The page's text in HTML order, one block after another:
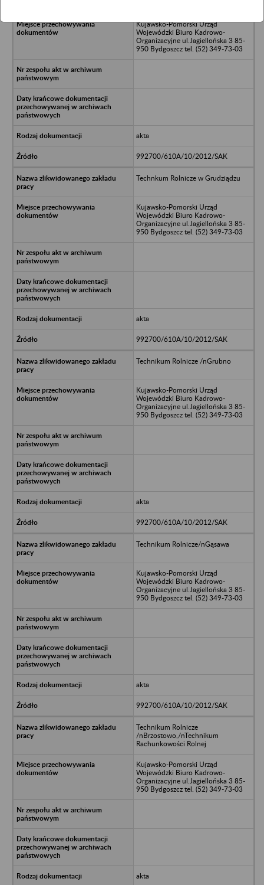
Kujawsko-Pomorski Urząd
Wojewódzki Biuro Kadrowo-
Organizacyjne ul.Jagiellońska 3 85-
950 Bydgoszcz tel. (52) 349-73-03
akta
992700/610A/10/2012/SAK
Technkum Rolnicze w Grudziądzu
Kujawsko-Pomorski Urząd
Wojewódzki Biuro Kadrowo-
Organizacyjne ul.Jagiellońska 3 85-
950 Bydgoszcz tel. (52) 349-73-03
akta
992700/610A/10/2012/SAK
Technikum Rolnicze /nGrubno
Kujawsko-Pomorski Urząd
Wojewódzki Biuro Kadrowo-
Organizacyjne ul.Jagiellońska 3 85-
950 Bydgoszcz tel. (52) 349-73-03
akta
992700/610A/10/2012/SAK
Technikum Rolnicze/nGąsawa
Kujawsko-Pomorski Urząd
Wojewódzki Biuro Kadrowo-
Organizacyjne ul.Jagiellońska 3 85-
950 Bydgoszcz tel. (52) 349-73-03
akta
992700/610A/10/2012/SAK
Technikum Rolnicze
/nBrzostowo,/nTechnikum
Rachunkowości Rolnej
Kujawsko-Pomorski Urząd
Wojewódzki Biuro Kadrowo-
Organizacyjne ul.Jagiellońska 3 85-
950 Bydgoszcz tel. (52) 349-73-03
akta